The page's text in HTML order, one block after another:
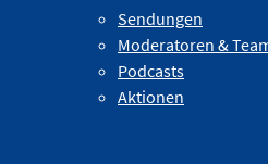
Sendungen
Moderatoren &
Podcasts
Aktionen